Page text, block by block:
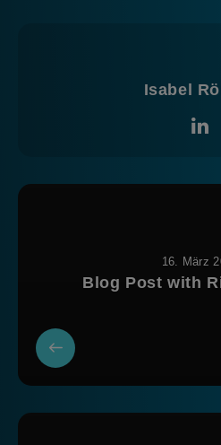
Isabel
16. März
Blog Post with